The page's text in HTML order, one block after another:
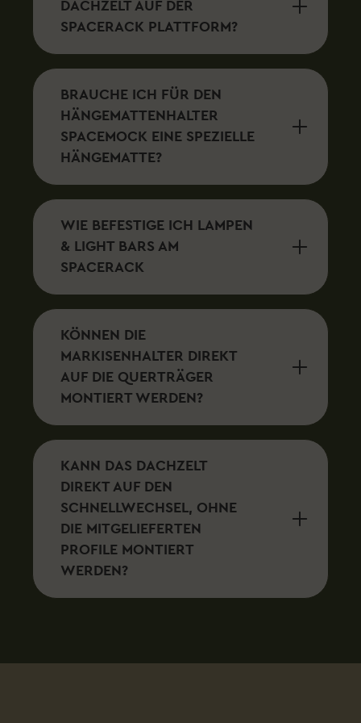
DACHZELT AUF DER
SPACERACK PLATTFORM?
BRAUCHE ICH FÜR DEN
HÄNGEMATTENHALTER
SPACEMOCK EINE SPEZIELLE
HÄNGEMATTE?
WIE BEFESTIGE ICH LAMPEN
& LIGHT BARS AM
SPACERACK
KÖNNEN DIE
MARKISENHALTER DIREKT
AUF DIE QUERTRÄGER
MONTIERT WERDEN?
KANN DAS DACHZELT
DIREKT AUF DEN
SCHNELLWECHSEL, OHNE
DIE MITGELIEFERTEN
PROFILE MONTIERT
WERDEN?